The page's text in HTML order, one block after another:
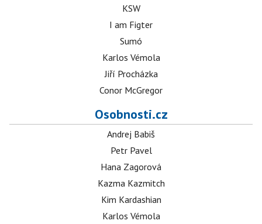
KSW
I am Figter
Sumó
Karlos Vémola
Jiří Procházka
Conor McGregor
Osobnosti.cz
Andrej Babiš
Petr Pavel
Hana Zagorová
Kazma Kazmitch
Kim Kardashian
Karlos Vémola